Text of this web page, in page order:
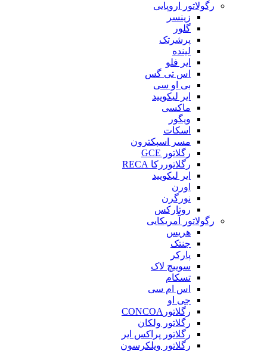
رگولاتور اروپایی
زینسر
گلور
پرشرتک
لینده
ایر فلو
اس تی گس
بی او سی
ایر لیکویید
ماکسی
ویگور
اسکات
مسر اسپکترون
رگلاتور GCE
رگلاتوررکا RECA
ایر لیکویید
اورن
نورگرن
روتارکس
رگولاتور آمریکایی
هریس
جنتک
پارکر
سوییچ لاک
تسکام
اس ام سی
جی او
رگلاتورCONCOA
رگلاتور ولکان
رگلاتور پراکس ایر
رگلاتور ویلکرسون